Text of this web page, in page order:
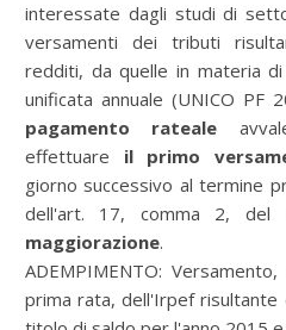
interessate dagli studi di
versamenti dei tributi
redditi, da quelle in materia di
unificata annuale (UNICO PF
pagamento rateale
effettuare il primo
giorno successivo al termine
dell'art. 17, comma 2, del
maggiorazione.
ADEMPIMENTO:
prima rata, dell'Irpef risultante